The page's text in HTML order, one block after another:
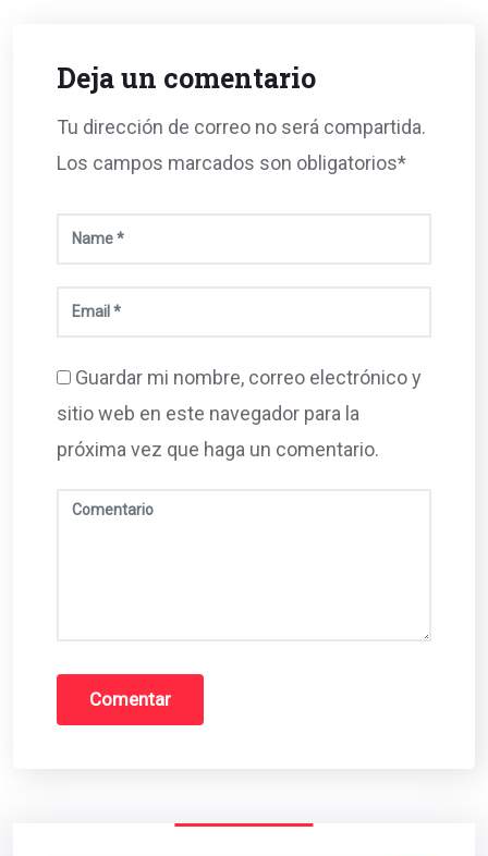
Deja un comentario
Tu dirección de correo no será compartida.
Los campos marcados son obligatorios*
Guardar mi nombre, correo electrónico y
sitio web en este navegador para la
próxima vez que haga un comentario.